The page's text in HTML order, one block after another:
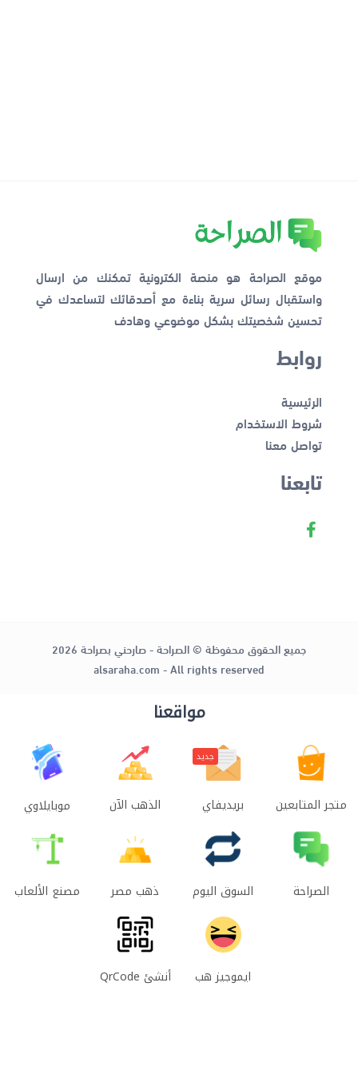
موقع الصراحة هو منصة الكترونية تمكنك من ارسال
واستقبال رسائل سرية بناءة مع أصدقائك لتساعدك في
تحسين شخصيتك بشكل موضوعي وهادف
روابط
الرئيسية
شروط الاستخدام
تواصل معنا
تابعنا
جميع الحقوق محفوظة © الصراحة - صارحني بصراحة 2026
alsaraha.com - All rights reserved